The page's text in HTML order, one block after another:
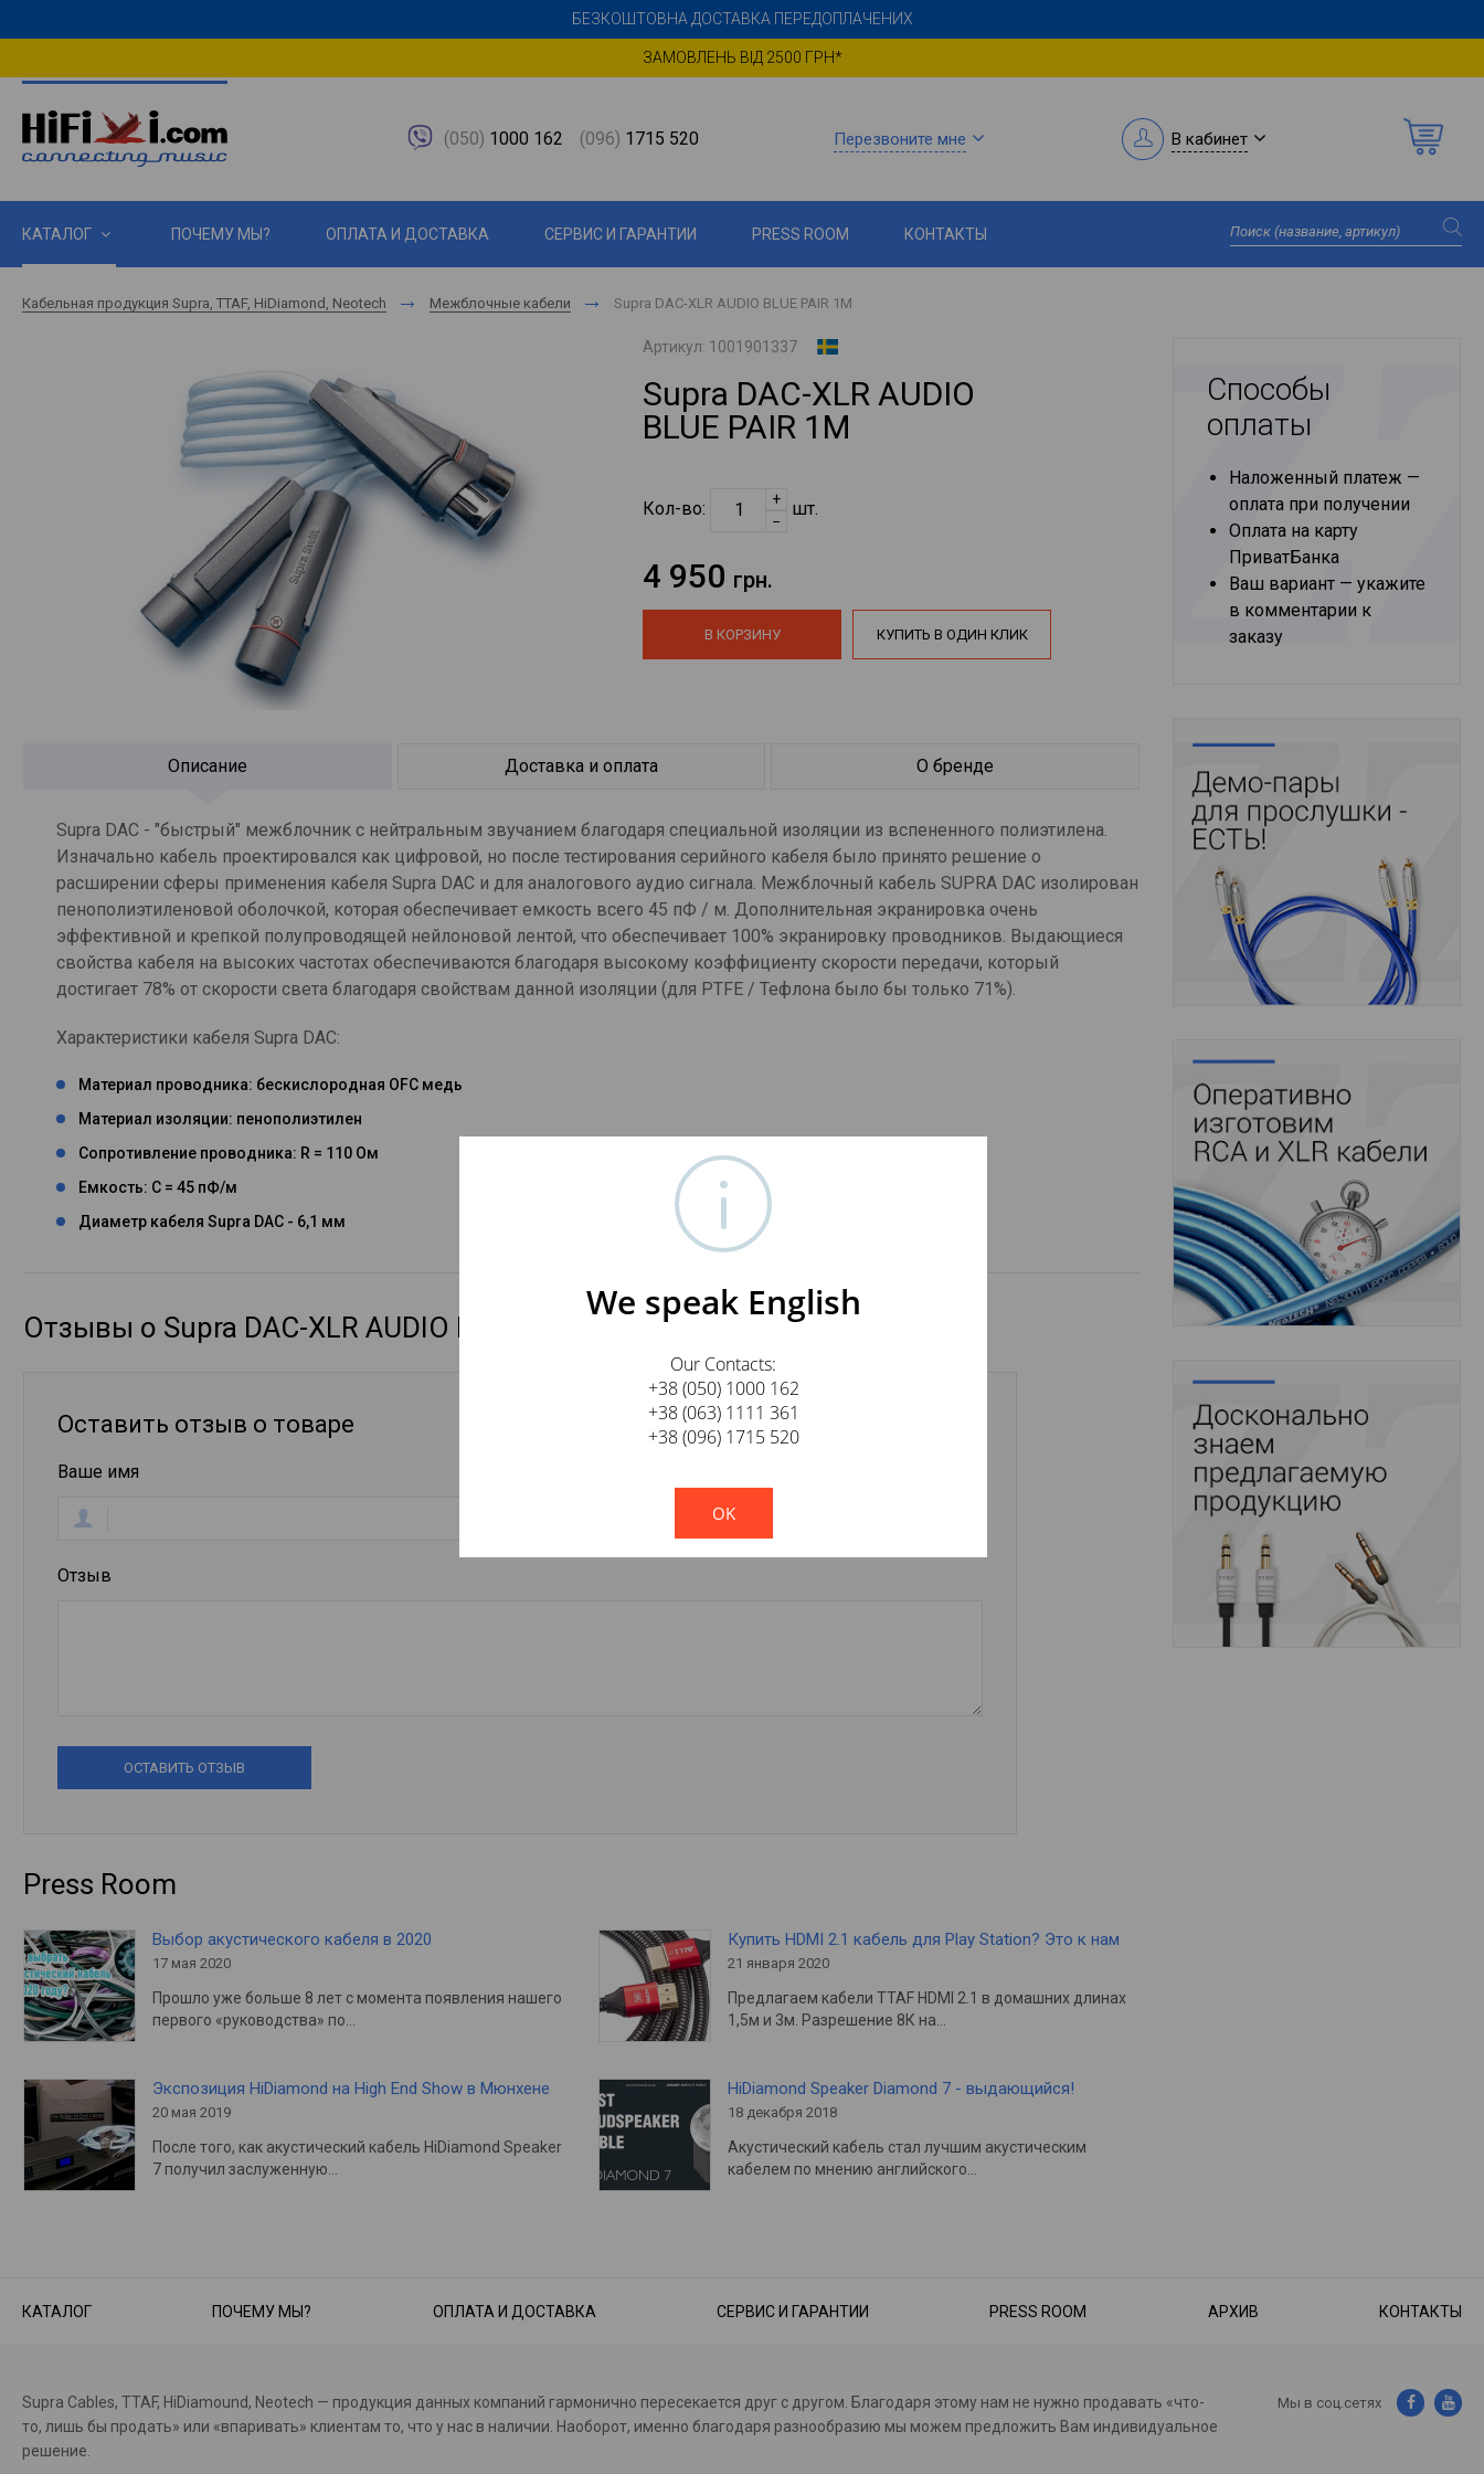
БЕЗКОШТОВНА ДОСТАВКА ПЕРЕДОПЛАЧЕНИХ
ЗАМОВЛЕНЬ ВІД 2500 ГРН*
(050) 1000 162 (096) 1715 520 Перезвоните мне В кабинет
КАТАЛОГ ПОЧЕМУ МЫ? ОПЛАТА И ДОСТАВКА СЕРВИС И ГАРАНТИИ PRESS ROOM КОНТАКТЫ
Кабельная продукция Supra, TTAF, HiDiamond, Neotech Межблочные кабели Supra DAC-XLR AUDIO BLUE PAIR 1M
Артикул: 1001901337
Supra DAC-XLR AUDIO
BLUE PAIR 1M
Кол-во:
−
+ шт.
4 950 грн.
В КОРЗИНУ КУПИТЬ В ОДИН КЛИК
Описание Доставка и оплата О бренде
Supra DAC - "быстрый" межблочник с нейтральным звучанием благодаря специальной изоляции из вспененного полиэтилена.
Изначально кабель проектировался как цифровой, но после тестирования серийного кабеля было принято решение о
расширении сферы применения кабеля Supra DAC и для аналогового аудио сигнала. Межблочный кабель SUPRA DAC изолирован
пенополиэтиленовой оболочкой, которая обеспечивает емкость всего 45 пФ / м. Дополнительная экранировка очень
эффективной и крепкой полупроводящей нейлоновой лентой, что обеспечивает 100% экранировку проводников. Выдающиеся
свойства кабеля на высоких частотах обеспечиваются благодаря высокому коэффициенту скорости передачи, который
достигает 78% от скорости света благодаря свойствам данной изоляции (для PTFE / Тефлона было бы только 71%).
Характеристики кабеля Supra DAC:
Материал проводника: бескислородная OFC медь
Материал изоляции: пенополиэтилен
Сопротивление проводника: R = 110 Ом
Емкость: С = 45 пФ/м
Диаметр кабеля Supra DAC - 6,1 мм
Отзывы о Supra DAC-XLR AUDIO BLUE PAIR 1M
Оставить отзыв о товаре
Ваше имя
Отзыв
ОСТАВИТЬ ОТЗЫВ
Press Room
Выбор акустического кабеля в 2020
17 мая 2020
Прошло уже больше 8 лет с момента появления нашего
первого «руководства» по…
Купить HDMI 2.1 кабель для Play Station? Это к нам
21 января 2020
Предлагаем кабели TTAF HDMI 2.1 в домашних длинах
1,5м и 3м. Разрешение 8К на…
Экспозиция HiDiamond на High End Show в Мюнхене
20 мая 2019
После того, как акустический кабель HiDiamond Speaker
7 получил заслуженную…
HiDiamond Speaker Diamond 7 - выдающийся!
18 декабря 2018
Акустический кабель стал лучшим акустическим
кабелем по мнению английского…
Способы
оплаты
Наложенный платеж —
оплата при получении
Оплата на карту
ПриватБанка
Ваш вариант — укажите
в комментарии к
заказу
КАТАЛОГ ПОЧЕМУ МЫ? ОПЛАТА И ДОСТАВКА СЕРВИС И ГАРАНТИИ PRESS ROOM АРХИВ КОНТАКТЫ
Supra Cables, TTAF, HiDiamound, Neotech — продукция данных компаний гармонично пересекается друг с другом. Благодаря этому нам не нужно продавать «что-
то, лишь бы продать» или «впаривать» клиентам то, что у нас в наличии. Наоборот, именно благодаря разнообразию мы можем предложить Вам индивидуальное
решение.
Мы в соц.сетях
We speak English
Our Contacts:
+38 (050) 1000 162
+38 (063) 1111 361
+38 (096) 1715 520
!
Not valid!
OK